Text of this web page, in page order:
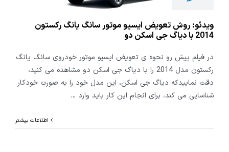
اسکن دو
ویدئو: روش تعویض ایسیو موتور سانگ یانگ رکستون
2014 با دیاگ جی اسکن دو
در فیلم پیش رو نحوه ی تعویض ایسیو موتور خودروی سانگ یانگ
رکستون مدل 2014 را با دیاگ جی اسکن دو مشاهده می کنید،
دقت نماییدکه دیاگ جی اسکن، این مدل خود را به صورت خودکار
شناسایی می کند، برای انجام این کار باید وارد ...
اطلاعات بیشتر